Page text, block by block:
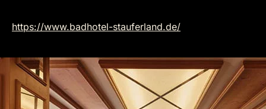
https://www.badhotel-stauferland.de/